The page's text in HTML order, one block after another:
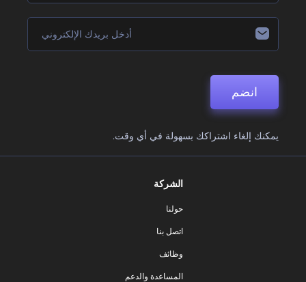
انضم
يمكنك إلغاء اشتراكك بسهولة في أي وقت.
الشركة
حولنا
اتصل بنا
وظائف
المساعدة والدعم